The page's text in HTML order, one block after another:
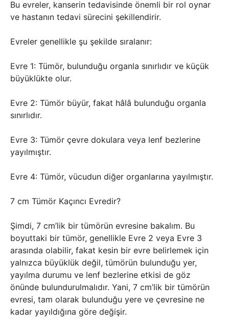
Bu evreler, kanserin tedavisinde önemli bir rol oynar
ve hastanın tedavi sürecini şekillendirir.
Evreler genellikle şu şekilde sıralanır:
Evre 1: Tümör, bulunduğu organla sınırlıdır ve küçük
büyüklükte olur.
Evre 2: Tümör büyür, fakat hâlâ bulunduğu organla
sınırlıdır.
Evre 3: Tümör çevre dokulara veya lenf bezlerine
yayılmıştır.
Evre 4: Tümör, vücudun diğer organlarına yayılmıştır.
7 cm Tümör Kaçıncı Evredir?
Şimdi, 7 cm’lik bir tümörün evresine bakalım. Bu
boyuttaki bir tümör, genellikle Evre 2 veya Evre 3
arasında olabilir, fakat kesin bir evre belirlemek için
yalnızca büyüklük değil, tümörün bulunduğu yer,
yayılma durumu ve lenf bezlerine etkisi de göz
önünde bulundurulmalıdır. Yani, 7 cm’lik bir tümörün
evresi, tam olarak bulunduğu yere ve çevresine ne
kadar yayıldığına göre değişir.